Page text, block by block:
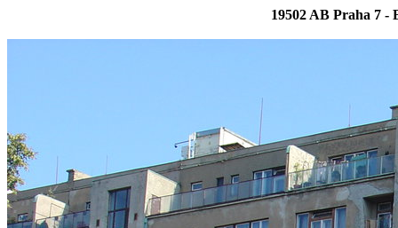
19502 AB Praha 7 -